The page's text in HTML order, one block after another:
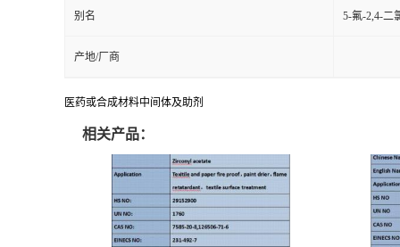
别名 5-氟-2,4-二
产地/厂商
医药或合成材料中间体及助剂
相关产品：